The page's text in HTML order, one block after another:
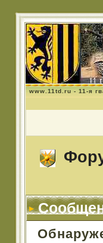
www.11td.ru - 11-я